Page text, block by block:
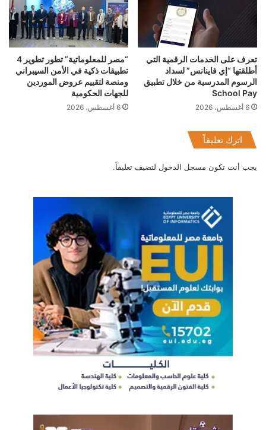
تعرف على الخدمات الرقمية التي
أطلقتها “إي فاينانس” لسداد
الرسوم المدرسية من خلال تطبيق
School Pay
6 أغسطس، 2026
“مصر للمعلوماتية” تطور تطوير 4
تطبيقات ذكية في الأمن السيبراني
ومنصة لتقييم عروض الموردين
للجهات الحكومية
6 أغسطس، 2026
اترك تعليقاً
يجب أنت تكون مسجل الدخول لتضيف تعليقاً.